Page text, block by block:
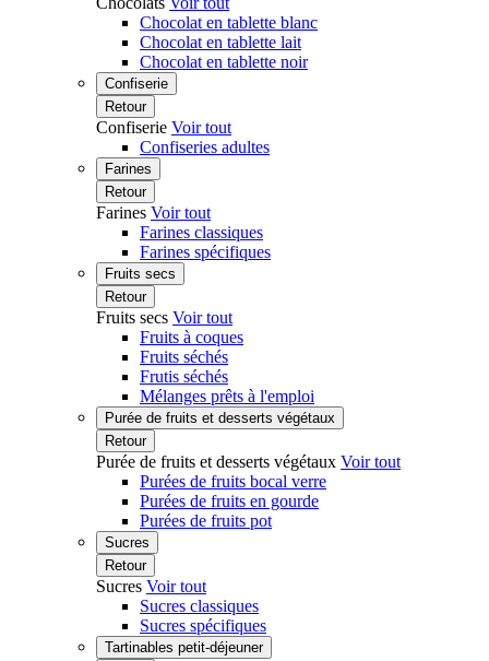
Chocolat en tablette blanc
Chocolat en tablette lait
Chocolat en tablette noir
Confiserie
Retour
Confiserie Voir tout
Confiseries adultes
Farines
Retour
Farines Voir tout
Farines classiques
Farines spécifiques
Fruits secs
Retour
Fruits secs Voir tout
Fruits à coques
Fruits séchés
Frutis séchés
Mélanges prêts à l'emploi
Purée de fruits et desserts végétaux
Retour
Purée de fruits et desserts végétaux Voir tout
Purées de fruits bocal verre
Purées de fruits en gourde
Purées de fruits pot
Sucres
Retour
Sucres Voir tout
Sucres classiques
Sucres spécifiques
Tartinables petit-déjeuner